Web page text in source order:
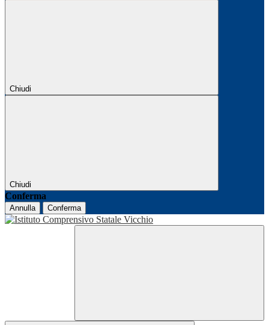
Chiudi
Chiudi
Conferma
Annulla Conferma